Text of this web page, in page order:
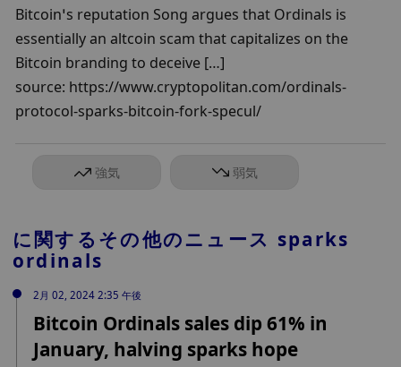
Bitcoin’s reputation Song argues that Ordinals is
essentially an altcoin scam that capitalizes on the
Bitcoin branding to deceive […]
source: https://www.cryptopolitan.com/ordinals-
protocol-sparks-bitcoin-fork-specul/
強気 弱気
に関するその他のニュース sparks
ordinals
2月 02, 2024 2:35 午後
Bitcoin Ordinals sales dip 61% in
January, halving sparks hope